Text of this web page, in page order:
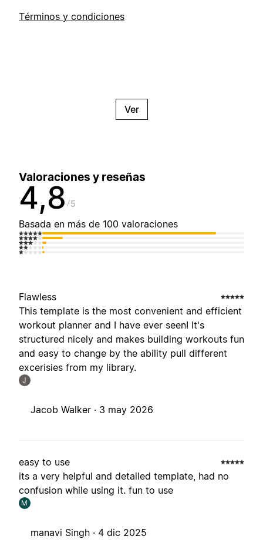
Términos y condiciones
Ver
Valoraciones y reseñas
4,8 5
Basada en más de 100 valoraciones
Flawless
This template is the most convenient and efficient
workout planner and I have ever seen! It's
structured nicely and makes building workouts fun
and easy to change by the ability pull different
excerisies from my library.
J
Jacob Walker · 3 may 2026
easy to use
its a very helpful and detailed template, had no
confusion while using it. fun to use
M
manavi Singh · 4 dic 2025